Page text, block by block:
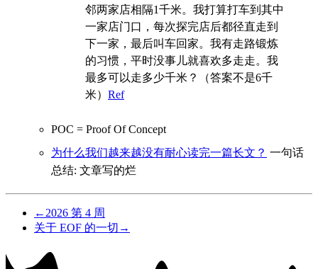
邻两家店相隔1千米。我打算打车到其中
一家店门口，每次探完店后都径直走到
下一家，最后叫车回家。我有走路锻炼
的习惯，平时没事儿就喜欢多走走。我
最多可以走多少千米？（答案不是6千
米） Ref
POC = Proof Of Concept
为什么我们越来越没有耐心读完一篇长文？ 一句话
总结: 文章写的烂
← 2026 第 4 周
关于 EOF 的一切 →